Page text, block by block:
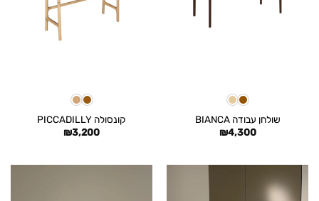
שולחן עבודה BIANCA
₪4,300
קונסולה PICCADILLY
₪3,200